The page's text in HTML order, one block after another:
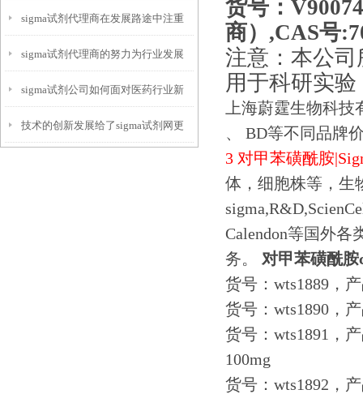
技巧
sigma试剂代理商在发展路途中注重
服务
sigma试剂代理商的努力为行业发展
出了一份力
sigma试剂公司如何面对医药行业新
市场
技术的创新发展给了sigma试剂网更
货号：
商）,CAS号
注意：本公
用于科研实
上海蔚霆生物科
、 BD等不同品牌
3 对甲苯磺酰胺
体，细胞株等，生
Calendon等国外
务。 对甲苯磺酰胺
货号：wts1889，
货号：wts1890，
货号：wts1891，
100mg
货号：wts1892，